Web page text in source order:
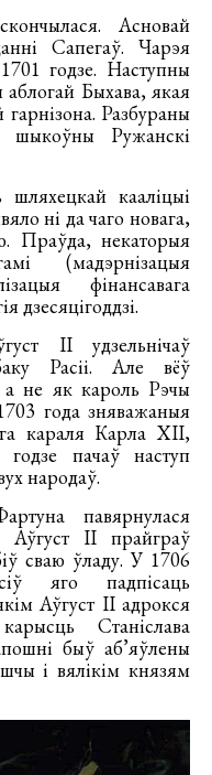
Асновай
Сапегаў. Чарэя
годзе. Наступны
Быхава, якая
Разбураны
шыкоўны Ружанскі
кааліцыі
ні да чаго новага,
Праўда, некаторыя
(мадэрнізацыя
фінансавага
дзесяцігоддзі.
ІІ удзельнічаў
Расіі. Але вёў
а не як кароль Рэчы
года зняважаныя
караля Карла XII,
пачаў наступ
народаў.
павярнулася
ІІ прайграў
сваю ўладу. У 1706
яго падпісаць
Аўгуст ІІ адрокся
Станіслава
быў аб’яўлены
і вялікім князям